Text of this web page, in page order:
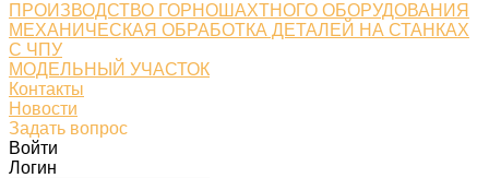
ПРОИЗВОДСТВО ГОРНОШАХТНОГО ОБОРУДОВАНИЯ
МЕХАНИЧЕСКАЯ ОБРАБОТКА ДЕТАЛЕЙ НА СТАНКАХ
С ЧПУ
МОДЕЛЬНЫЙ УЧАСТОК
Контакты
Новости
Задать вопрос
Войти
Логин